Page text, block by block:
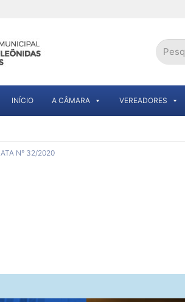
INÍCIO A CÂMARA VEREADORES
ATA N° 32/2020